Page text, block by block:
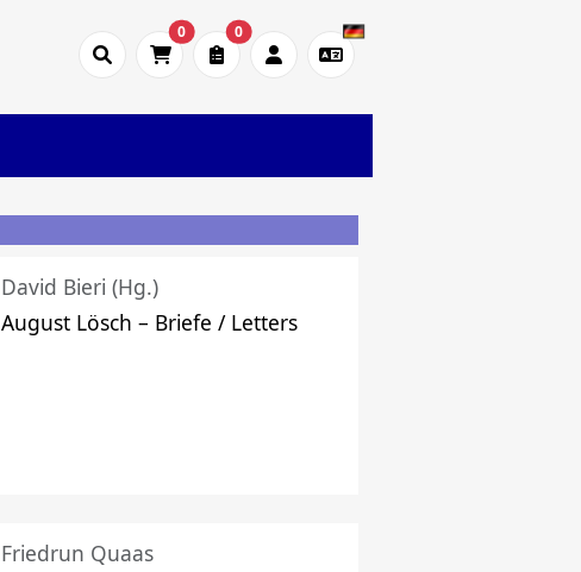
0 0
David Bieri (Hg.)
August Lösch – Briefe / Letters
Friedrun Quaas